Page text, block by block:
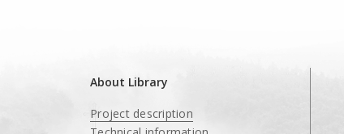
About Library
Project description